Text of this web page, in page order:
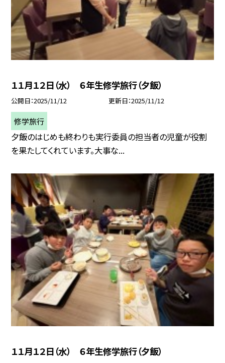
１１月１２日（水） ６年生修学旅行（夕飯）
公開日 2025/11/12 更新日 2025/11/12
修学旅行
夕飯のはじめも終わりも実行委員の担当者の児童が役割
を果たしてくれています。大事な...
１１月１２日（水） ６年生修学旅行（夕飯）